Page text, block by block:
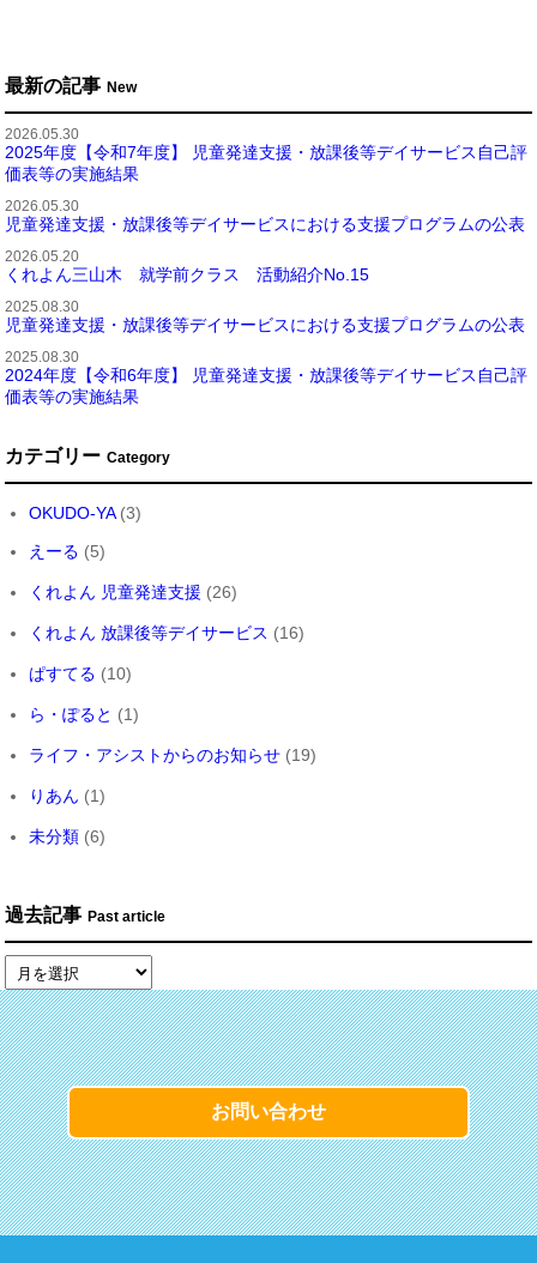
最新の記事 New
2026.05.30
2025年度【令和7年度】 児童発達支援・放課後等デイサービス自己評
価表等の実施結果
2026.05.30
児童発達支援・放課後等デイサービスにおける支援プログラムの公表
2026.05.20
くれよん三山木 就学前クラス 活動紹介No.15
2025.08.30
児童発達支援・放課後等デイサービスにおける支援プログラムの公表
2025.08.30
2024年度【令和6年度】 児童発達支援・放課後等デイサービス自己評
価表等の実施結果
カテゴリー Category
OKUDO-YA(3)
えーる (5)
くれよん 児童発達支援 (26)
くれよん 放課後等デイサービス (16)
ぱすてる (10)
ら・ぽると (1)
ライフ・アシストからのお知らせ (19)
りあん (1)
未分類 (6)
過去記事 Past article
お問い合わせ